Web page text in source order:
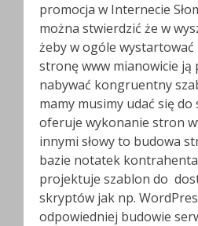
promocja w Internecie
można stwierdzić że w
żeby w ogóle wystartować
stronę www mianowicie ją
nabywać kongruentny
mamy musimy udać się
oferuje wykonanie stron
innymi słowy to budowa
bazie notatek
projektuje szablon do
skryptów jak np.
odpowiedniej budowie